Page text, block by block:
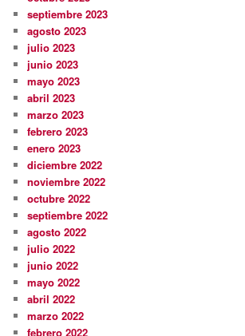
septiembre 2023
agosto 2023
julio 2023
junio 2023
mayo 2023
abril 2023
marzo 2023
febrero 2023
enero 2023
diciembre 2022
noviembre 2022
octubre 2022
septiembre 2022
agosto 2022
julio 2022
junio 2022
mayo 2022
abril 2022
marzo 2022
febrero 2022